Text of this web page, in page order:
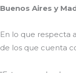
Buenos Aires y
En lo que respecta
de los que cuenta